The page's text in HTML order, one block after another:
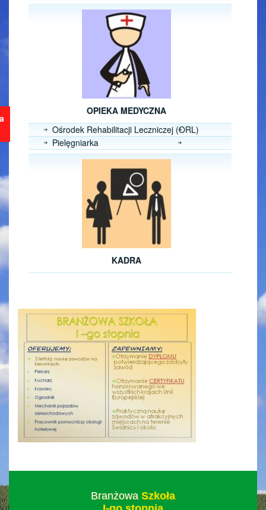
OPIEKA MEDYCZNA
Ośrodek Rehabilitacji Leczniczej (ORL)
Pielęgniarka
KADRA
Branżowa Szkoła